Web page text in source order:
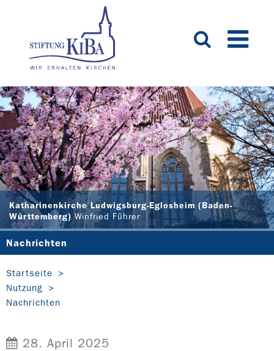
Katharinenkirche Ludwigsburg-Eglosheim (Baden-
Württemberg) Winfried Führer
Nachrichten
Startseite
Nutzung
Nachrichten
28. April 2025